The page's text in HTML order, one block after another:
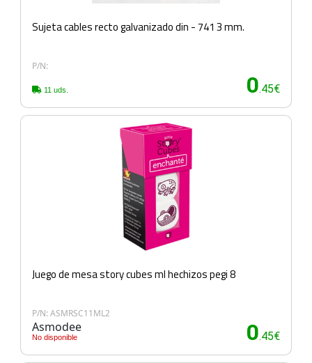
Sujeta cables recto galvanizado din - 741 3 mm.
P/N:
11 uds. 0.45€
Juego de mesa story cubes ml hechizos pegi 8
P/N: ASMRSC11ML2
Asmodee
No disponible 0.45€